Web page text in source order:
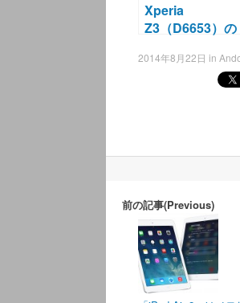
Xperia
Z3（D6653）の
2014年8月22日 in
前の記事(Previous)